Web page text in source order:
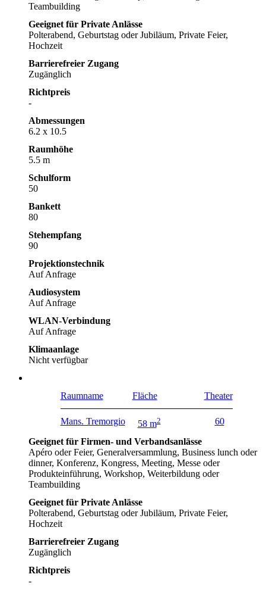
Teambuilding
Geeignet für Private Anlässe
Polterabend, Geburtstag oder Jubiläum, Private Feier,
Hochzeit
Barrierefreier Zugang
Zugänglich
Richtpreis
-
Abmessungen
6.2 x 10.5
Raumhöhe
5.5 m
Schulform
50
Bankett
80
Stehempfang
90
Projektionstechnik
Auf Anfrage
Audiosystem
Auf Anfrage
WLAN-Verbindung
Auf Anfrage
Klimaanlage
Nicht verfügbar
Raumname Fläche Theater
Mans. Tremorgio 58 m2 60
Geeignet für Firmen- und Verbandsanlässe
Apéro oder Feier, Generalversammlung, Business lunch oder
dinner, Konferenz, Kongress, Meeting, Messe oder
Produkteinführung, Workshop, Weiterbildung oder
Teambuilding
Geeignet für Private Anlässe
Polterabend, Geburtstag oder Jubiläum, Private Feier,
Hochzeit
Barrierefreier Zugang
Zugänglich
Richtpreis
-